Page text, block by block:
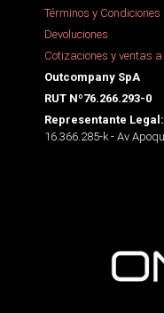
Términos y Condiciones
Devoluciones
Cotizaciones y ventas
Outcompany SpA
RUT Nº76.266.293-0
Representante Legal:
16.366.285-k - Av